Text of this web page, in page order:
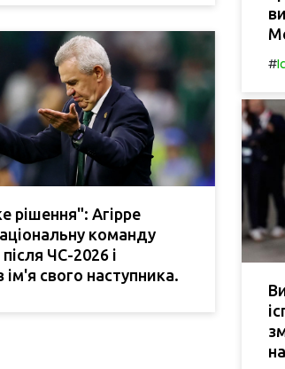
рішення": Агірре
команду
ЧС-2026 і
ім'я свого наступника.
#